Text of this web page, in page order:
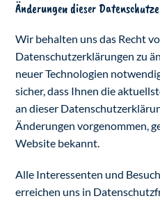
Änderungen dieser
Wir behalten uns das Recht
Datenschutzerklärungen zu
neuer Technologien
sicher, dass Ihnen die
an dieser
Änderungen vorgenommen,
Website bekannt.
Alle Interessenten und
erreichen uns in